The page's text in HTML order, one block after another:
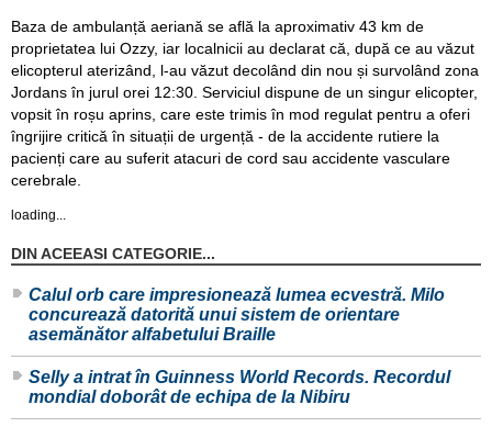
Baza de ambulanță aeriană se află la aproximativ 43 km de
proprietatea lui Ozzy, iar localnicii au declarat că, după ce au văzut
elicopterul aterizând, l-au văzut decolând din nou și survolând zona
Jordans în jurul orei 12:30. Serviciul dispune de un singur elicopter,
vopsit în roșu aprins, care este trimis în mod regulat pentru a oferi
îngrijire critică în situații de urgență - de la accidente rutiere la
pacienți care au suferit atacuri de cord sau accidente vasculare
cerebrale.
loading...
DIN ACEEASI CATEGORIE...
Calul orb care impresionează lumea ecvestră. Milo
concurează datorită unui sistem de orientare
asemănător alfabetului Braille
Selly a intrat în Guinness World Records. Recordul
mondial doborât de echipa de la Nibiru